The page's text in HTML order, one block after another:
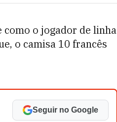
como o jogador de linha
o camisa 10 francês
Seguir no Google